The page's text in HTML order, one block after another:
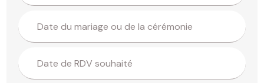
Date du mariage ou de la cérémonie
Date de RDV souhaité